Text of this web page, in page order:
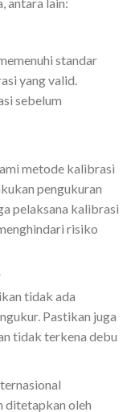
standar
yang valid.
sebelum
metode kalibrasi
pengukuran
pelaksana kalibrasi
risiko
tidak ada
Pastikan juga
tidak terkena debu
ditetapkan oleh